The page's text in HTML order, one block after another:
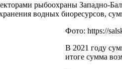
рыбоохраны Западно-
водных биоресурсов,
Фото: https://
В 2021 году
итоге сумма